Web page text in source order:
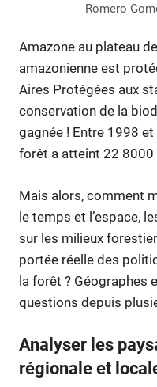
Romero
Amazone au plateau
amazonienne est
Aires Protégées aux
conservation de la
gagnée ! Entre 1998
forêt a atteint 22 8000
Mais alors, comment
le temps et l’espace,
sur les milieux
portée réelle des
la forêt ? Géographes
questions depuis
Analyser les
régionale et